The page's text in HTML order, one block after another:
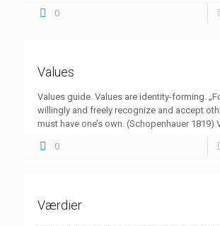
0
Values
Values guide. Values are identity-forming.
willingly and freely recognize and accept
must have one’s own. (Schopenhauer 1819)
0
Værdier